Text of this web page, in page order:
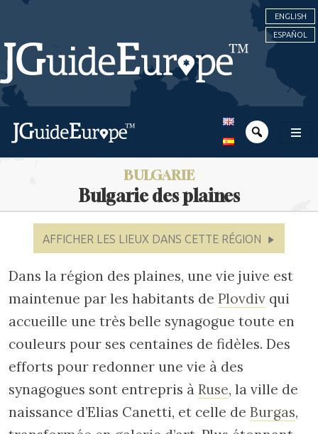
ENGLISH
ESPAÑOL
BULGARIE
Bulgarie des plaines
AFFICHER LES LIEUX DANS CETTE RÉGION
Dans la région des plaines, une vie juive est
maintenue par les habitants de Plovdiv qui
accueille une très belle synagogue toute en
couleurs pour ses centaines de fidèles. Des
efforts pour redonner une vie à des
synagogues sont entrepris à Ruse, la ville de
naissance d’Elias Canetti, et celle de Burgas,